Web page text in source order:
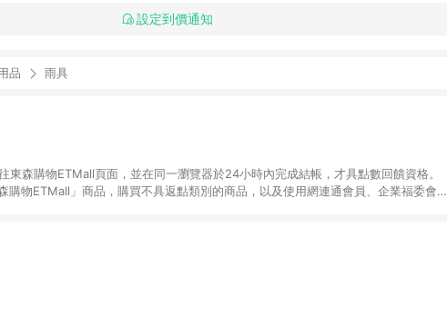
設定到價通知
品 雨具
東森購物ETMall頁面，並在同一瀏覽器於24小時內完成結帳，才具點數回饋資格。
購物ETMall」商品，購買不具返點類別的商品，以及使用網連通會員、企業福委會員
訂單、退貨、退款或購物中登出東森購物ETMall，將無法獲得點數回饋。 5. 點數回
單一商品最高回饋點數」機制(特殊活動時開放「回饋無上限」)，以同一訂單中同一